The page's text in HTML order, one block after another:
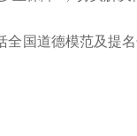
国道德模范及提